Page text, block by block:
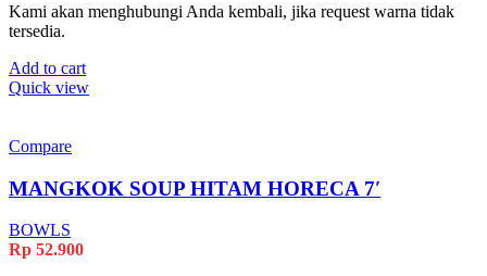
Kami akan menghubungi Anda kembali, jika request warna tidak
tersedia.
Add to cart
Quick view
Compare
MANGKOK SOUP HITAM HORECA 7′
BOWLS
Rp 52.900